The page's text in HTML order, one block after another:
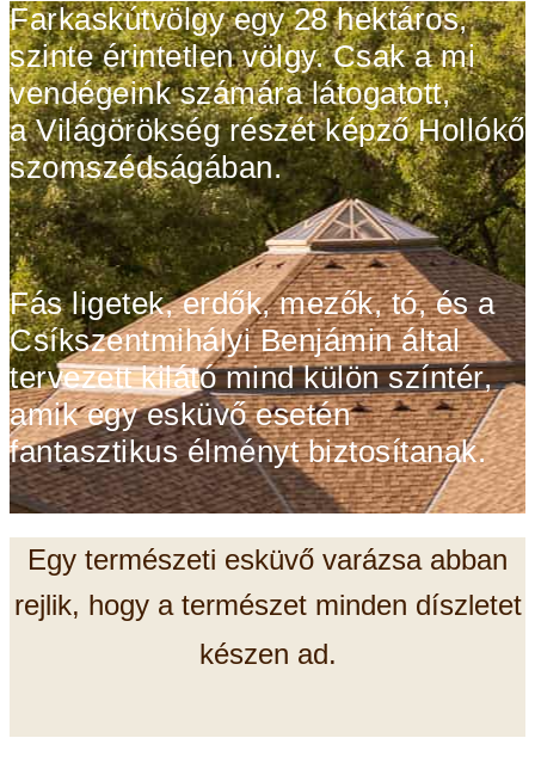
Farkaskútvölgy egy 28 hektáros,
szinteérintetlenvölgy. Csak a mi
vendégeink számára látogatott,
aVilágörökség részét képző Hollókő
szomszédságában.
Fás ligetek, erdők, mezők, tó, és a
Csíkszentmihályi Benjámin által
tervezett kilátó mind külön színtér,
amik egy esküvő esetén
fantasztikus élményt biztosítanak.
Egy természeti esküvő varázsa abban
rejlik, hogy a természet minden díszletet
készen ad.